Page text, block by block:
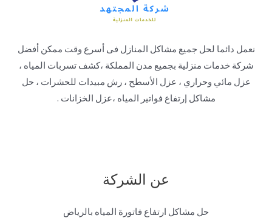
نعمل دائما لحل جميع مشاكل المنازل فى أسرع وقت ممكن أفضل
شركة خدمات منزلية بجميع مدن المملكة ،كشف تسربات المياه ،
عزل مائي وحراري ، عزل الأسطح ، رش مبيدات للحشرات ، حل
مشاكل إرتفاع فواتير المياه ،عزل الخزانات .
عن الشركة
حل مشاكل ارتفاع فاتورة المياه بالرياض